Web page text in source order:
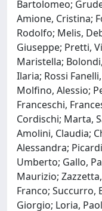
Bartolomeo;
Amione, Cristina;
Rodolfo; Melis,
Giuseppe; Pretti,
Maristella;
Ilaria; Rossi
Molfino, Alessio;
Franceschi,
Cordischi; Marta,
Amolini, Claudia;
Alessandra;
Umberto; Gallo,
Maurizio;
Franco; Succurro,
Giorgio; Loria,